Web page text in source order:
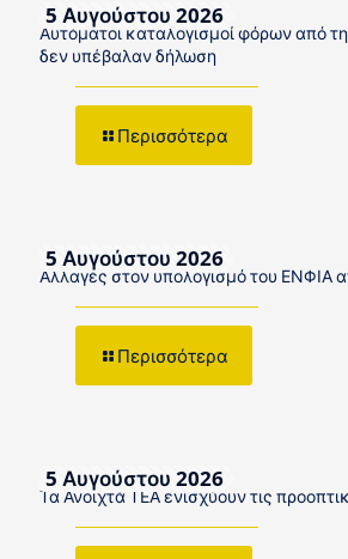
5 Αυγούστου 2026
Αυτόματοι καταλογισμοί φόρων από
δεν υπέβαλαν δήλωση
Περισσότερα
5 Αυγούστου 2026
Αλλαγές στον υπολογισμό του ΕΝΦΙΑ
Περισσότερα
5 Αυγούστου 2026
Τα Ανοιχτά ΤΕΑ ενισχύουν τις